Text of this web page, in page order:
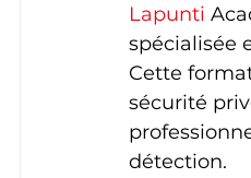
Lapunti
spécialisée
Cette
sécurité
détection.